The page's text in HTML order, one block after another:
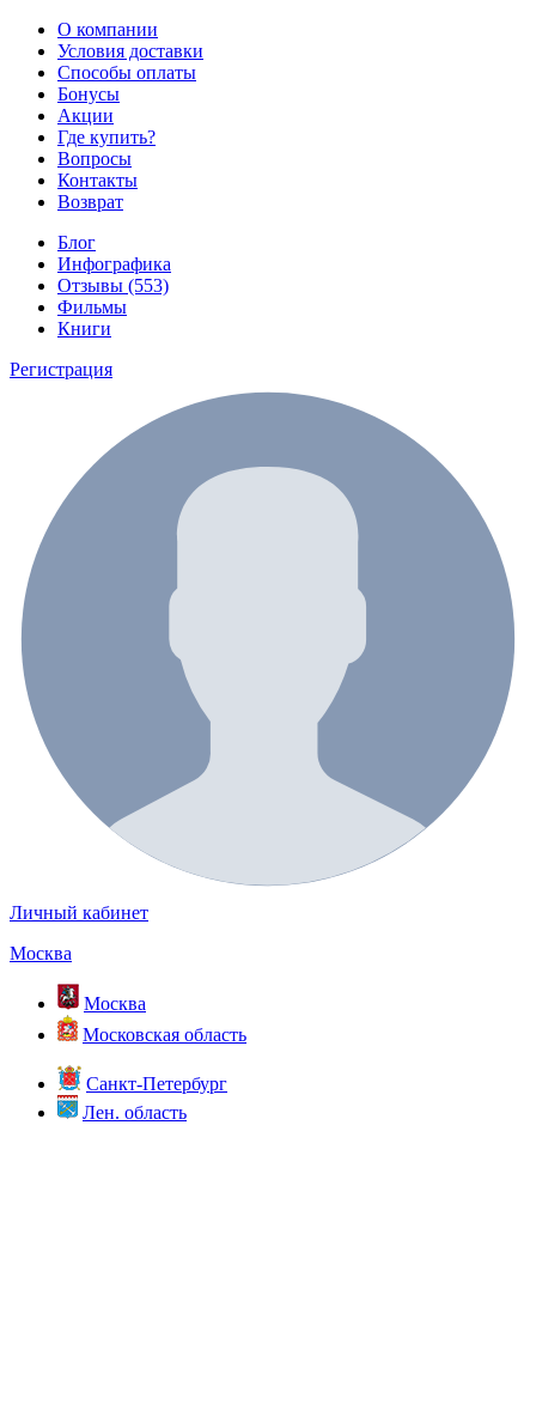
О компании
Условия доставки
Способы оплаты
Бонусы
Акции
Где купить?
Вопросы
Контакты
Возврат
Блог
Инфографика
Отзывы (553)
Фильмы
Книги
Регистрация
Личный кабинет
Москва
Москва
Московская область
Санкт-Петербург
Лен. область